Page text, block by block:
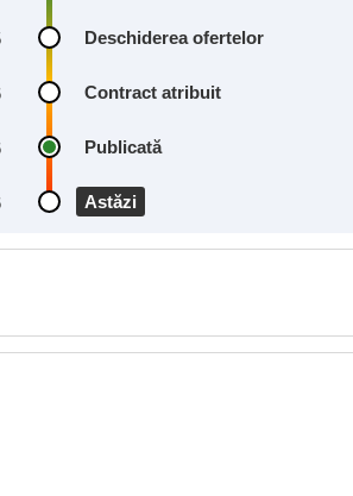
Deschiderea ofertelor
Contract atribuit
Publicată
Astăzi